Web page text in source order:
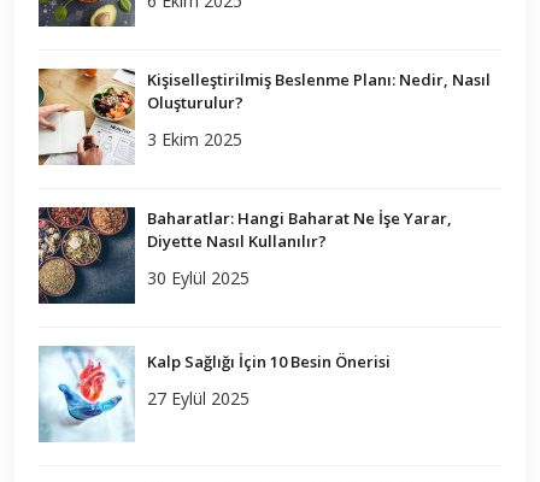
Kişiselleştirilmiş Beslenme Planı: Nedir, Nasıl
Oluşturulur?
3 Ekim 2025
Baharatlar: Hangi Baharat Ne İşe Yarar,
Diyette Nasıl Kullanılır?
30 Eylül 2025
Kalp Sağlığı İçin 10 Besin Önerisi
27 Eylül 2025